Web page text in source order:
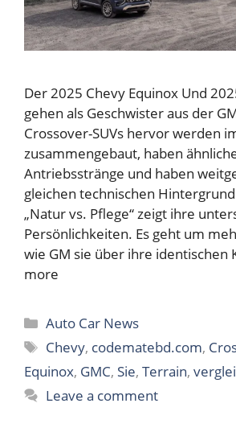
Der 2025 Chevy Equinox Und
gehen als Geschwister aus der
Crossover-SUVs hervor werden
zusammengebaut, haben
Antriebsstränge und haben
gleichen technischen
„Natur vs. Pflege“ zeigt ihre
Persönlichkeiten. Es geht um
wie GM sie über ihre identischen
more
Categories
Auto Car News
Tags
Chevy, codematebd.com,
Equinox, GMC, Sie, Terrain,
Leave a comment